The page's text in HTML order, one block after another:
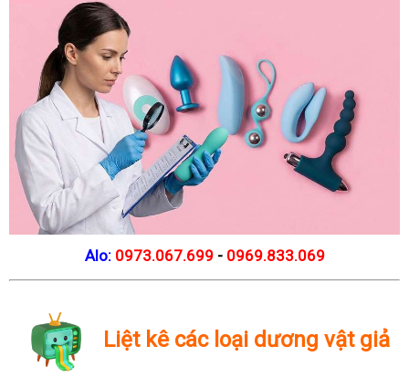
Alo: 0973.067.699 - 0969.833.069
Liệt kê các loại dương vật giả